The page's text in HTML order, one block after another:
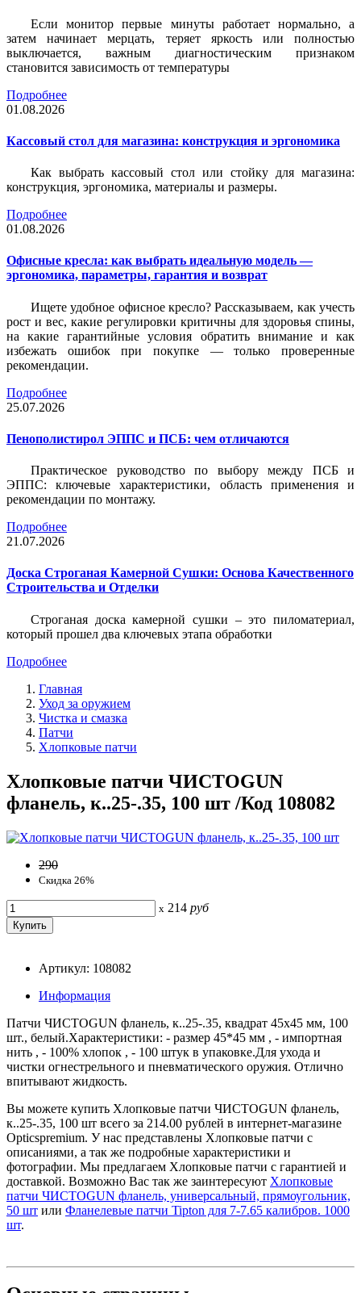
Если монитор первые минуты работает нормально, а
затем начинает мерцать, теряет яркость или полностью
выключается, важным диагностическим признаком
становится зависимость от температуры
Подробнее
01.08.2026
Кассовый стол для магазина: конструкция и эргономика
Как выбрать кассовый стол или стойку для магазина:
конструкция, эргономика, материалы и размеры.
Подробнее
01.08.2026
Офисные кресла: как выбрать идеальную модель —
эргономика, параметры, гарантия и возврат
Ищете удобное офисное кресло? Рассказываем, как учесть
рост и вес, какие регулировки критичны для здоровья спины,
на какие гарантийные условия обратить внимание и как
избежать ошибок при покупке — только проверенные
рекомендации.
Подробнее
25.07.2026
Пенополистирол ЭППС и ПСБ: чем отличаются
Практическое руководство по выбору между ПСБ и
ЭППС: ключевые характеристики, область применения и
рекомендации по монтажу.
Подробнее
21.07.2026
Доска Строганая Камерной Сушки: Основа Качественного
Строительства и Отделки
Строганая доска камерной сушки – это пиломатериал,
который прошел два ключевых этапа обработки
Подробнее
Главная
Уход за оружием
Чистка и смазка
Патчи
Хлопковые патчи
Хлопковые патчи ЧИСТОGUN
фланель, к..25-.35, 100 шт /Код 108082
290
Скидка 26%
x 214 руб
Артикул: 108082
Информация
Патчи ЧИСТОGUN фланель, к..25-.35, квадрат 45х45 мм, 100
шт., белый.Характеристики: - размер 45*45 мм , - импортная
нить , - 100% хлопок , - 100 штук в упаковке.Для ухода и
чистки огнестрельного и пневматического оружия. Отлично
впитывают жидкость.
Вы можете купить Хлопковые патчи ЧИСТОGUN фланель,
к..25-.35, 100 шт всего за 214.00 рублей в интернет-магазине
Opticspremium. У нас представлены Хлопковые патчи с
описаниями, а так же подробные характеристики и
фотографии. Мы предлагаем Хлопковые патчи с гарантией и
доставкой. Возможно Вас так же заинтересуют Хлопковые
патчи ЧИСТОGUN фланель, универсальный, прямоугольник,
50 шт или Фланелевые патчи Tipton для 7-7.65 калибров. 1000
шт.